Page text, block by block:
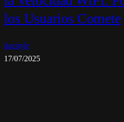
los Usuarios Comete
dacstyle
17/07/2025